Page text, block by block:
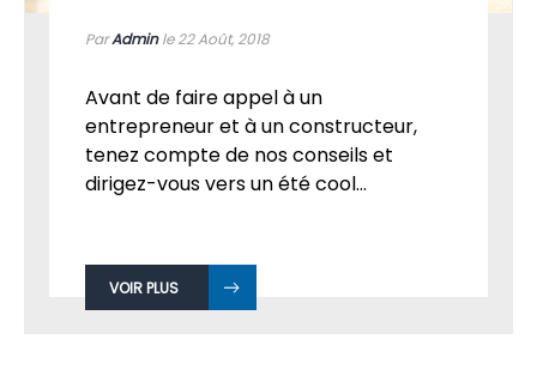
ParAdminle 22Août, 2018
Avant de faire appel à un
entrepreneur et à un constructeur,
tenez compte de nos conseils et
dirigez-vous vers un été cool...
VOIR PLUS